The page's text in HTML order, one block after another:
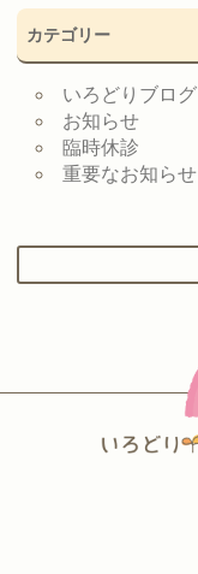
カテゴリー
いろどりブログ
お知らせ
臨時休診
重要なお知らせ